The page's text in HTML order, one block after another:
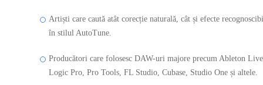
Artiști care caută atât corecție naturală, cât și efecte
în stilul AutoTune.
Producători care folosesc DAW-uri majore precum Ableton
Logic Pro, Pro Tools, FL Studio, Cubase, Studio One și altele.